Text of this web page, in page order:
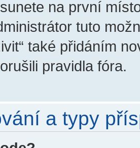
na první
tuto
také přidáním
pravidla fóra.
a typy